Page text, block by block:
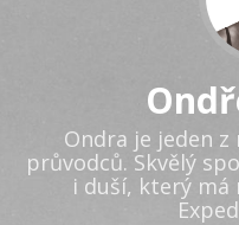
Ondra je jeden z
průvodců. Skvělý
i duší, který